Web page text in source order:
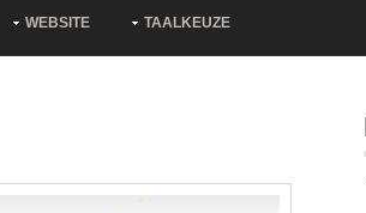
WEBSITE TAALKEUZE